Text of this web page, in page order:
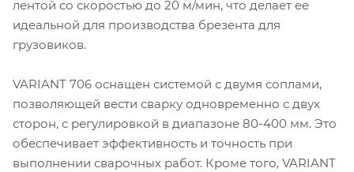
лентой со скоростью до 20 м/мин, что делает ее
идеальной для производства брезента для
грузовиков.
VARIANT 706 оснащен системой с двумя соплами,
позволяющей вести сварку одновременно с двух
сторон, с регулировкой в диапазоне 80-400 мм. Это
обеспечивает эффективность и точность при
выполнении сварочных работ. Кроме того, VARIANT